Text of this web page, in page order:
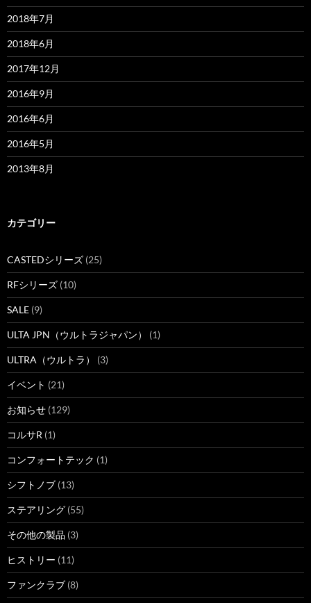
2018年7月
2018年6月
2017年12月
2016年9月
2016年6月
2016年5月
2013年8月
カテゴリー
CASTEDシリーズ (25)
RFシリーズ (10)
SALE (9)
ULTA JPN（ウルトラジャパン） (1)
ULTRA（ウルトラ） (3)
イベント (21)
お知らせ (129)
コルサR (1)
コンフォートテック (1)
シフトノブ (13)
ステアリング (55)
その他の製品 (3)
ヒストリー (11)
ファンクラブ (8)